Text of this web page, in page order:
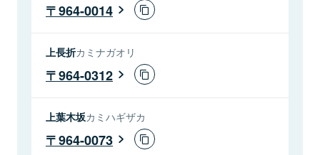
964-0014
上長折カミナガオリ
964-0312
上葉木坂カミハギザカ
964-0073